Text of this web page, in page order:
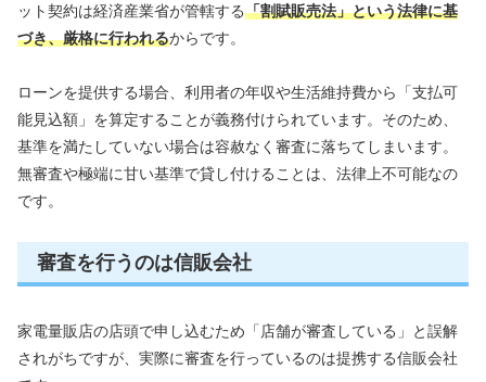
ット契約は経済産業省が管轄する「割賦販売法」という法律に基
づき、厳格に行われるからです。
ローンを提供する場合、利用者の年収や生活維持費から「支払可
能見込額」を算定することが義務付けられています。そのため、
基準を満たしていない場合は容赦なく審査に落ちてしまいます。
無審査や極端に甘い基準で貸し付けることは、法律上不可能なの
です。
審査を行うのは信販会社
家電量販店の店頭で申し込むため「店舗が審査している」と誤解
されがちですが、実際に審査を行っているのは提携する信販会社